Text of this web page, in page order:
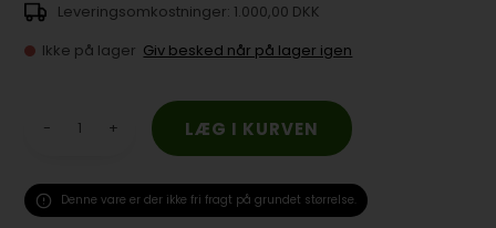
1.000,00 DKK
Ikke på lager Giv besked når på lager igen
- +
Denne vare er der ikke fri fragt på grundet størrelse.